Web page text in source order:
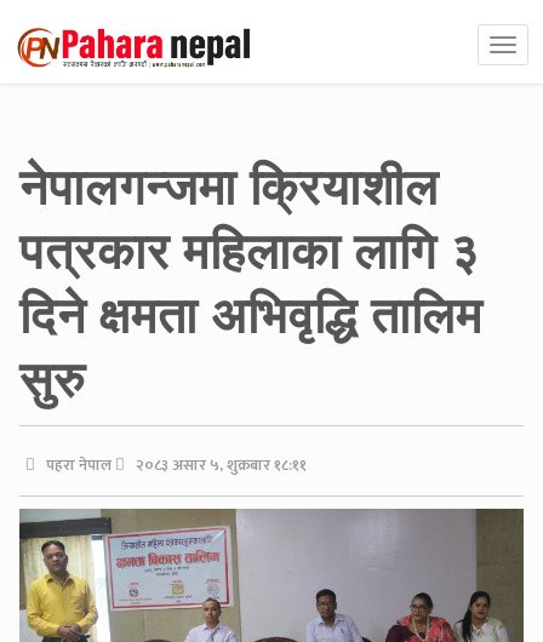
नेपालगन्जमा क्रियाशील
पत्रकार महिलाका लागि ३
दिने क्षमता अभिवृद्धि तालिम
सुरु
पहरा नेपाल २०८३ असार ५, शुक्रबार १८:११